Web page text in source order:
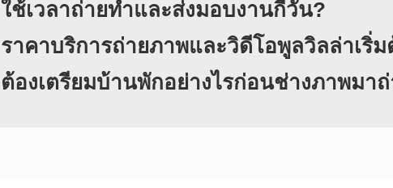
ใช้เวลาถ่ายทำและส่งมอบงานกี่วัน?
ราคาบริการถ่ายภาพและวิดีโอพูลวิลล่าเริ่ม
ต้องเตรียมบ้านพักอย่างไรก่อนช่างภาพมา